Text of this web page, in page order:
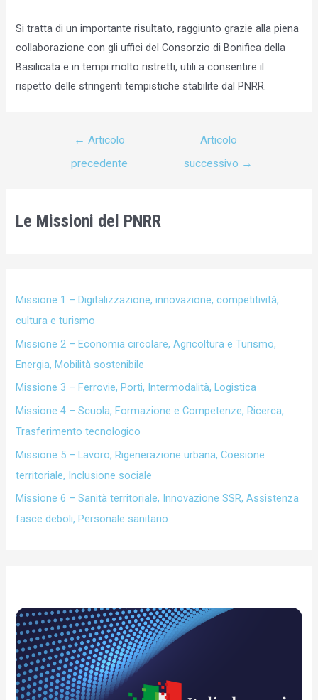
Si tratta di un importante risultato, raggiunto grazie alla piena
collaborazione con gli uffici del Consorzio di Bonifica della
Basilicata e in tempi molto ristretti, utili a consentire il
rispetto delle stringenti tempistiche stabilite dal PNRR.
← Articolo
precedente
Articolo
successivo →
Le Missioni del PNRR
Missione 1 – Digitalizzazione, innovazione, competitività,
cultura e turismo
Missione 2 – Economia circolare, Agricoltura e Turismo,
Energia, Mobilità sostenibile
Missione 3 – Ferrovie, Porti, Intermodalità, Logistica
Missione 4 – Scuola, Formazione e Competenze, Ricerca,
Trasferimento tecnologico
Missione 5 – Lavoro, Rigenerazione urbana, Coesione
territoriale, Inclusione sociale
Missione 6 – Sanità territoriale, Innovazione SSR, Assistenza
fasce deboli, Personale sanitario